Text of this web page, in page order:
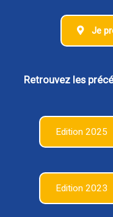
Je
Retrouvez les
Edition 2025
Edition 2023